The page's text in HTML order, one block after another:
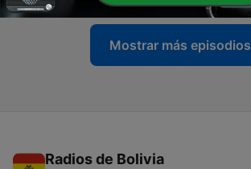
Mostrar más episodios
Radios de Bolivia